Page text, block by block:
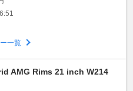
一覧
AMG Rims 21 inch W214